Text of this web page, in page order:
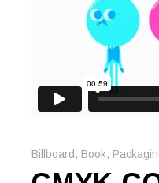
Billboard , Book,